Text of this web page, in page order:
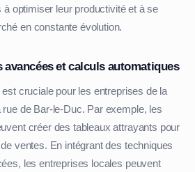
optimiser leur productivité et à se
en constante évolution.
avancées et calculs automatiques
cruciale pour les entreprises de la
de Bar-le-Duc. Par exemple, les
créer des tableaux attrayants pour
ventes. En intégrant des techniques
les entreprises locales peuvent